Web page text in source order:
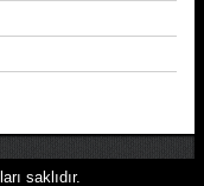
saklıdır.